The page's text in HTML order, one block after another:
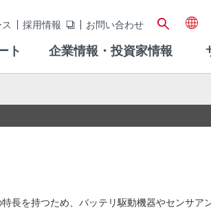
採用情報 お問い合わせ
ト 企業情報・投資家情報
を持つため、バッテリ駆動機器やセンサア